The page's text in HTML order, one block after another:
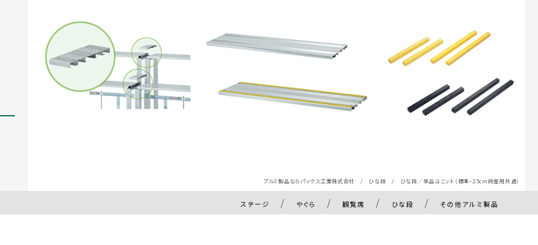
アルミ製品ならパックス工業株式会社 / ひな段 / ひな段／単品ユニット（標準・25cm段差用共通）
ステージ やぐら 観覧席 ひな段 その他アルミ製品